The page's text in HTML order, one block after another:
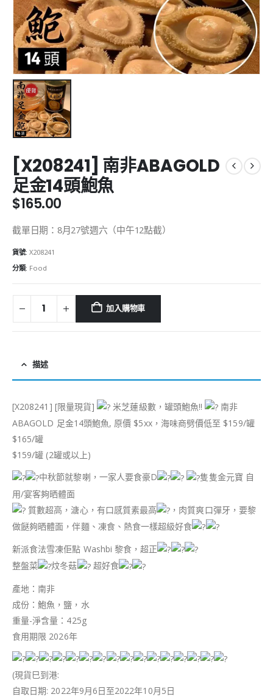
[X208241] 南非ABAGOLD
足金14頭鮑魚
$165.00
截單日期：8月27號週六（中午12點截）
貨號: X208241
分類: Food
加入購物車
描述
[X208241] [限量現貨] 米芝蓮級數，罐頭鮑魚!!
南非
ABAGOLD 足金14頭鮑魚, 原價 $5xx，海味商劈價低至 $159/罐
$165/罐
$159/罐 (2罐或以上)
中秋節就黎喇，一家人要食豪D
隻隻金元寶 自
用/宴客夠晒體面
質數超高，溏心，有口感質素最高
，肉質爽口彈牙，要黎
做餸夠晒體面，伴麵、凍食、熱食一樣超級好食
新派食法雪凍佢點 Washbi 黎食，超正
整盤菜
炆冬菇
超好食
產地：南非
成份：鮑魚，鹽，水
重量-淨含量：425g
食用期限 2026年
(現貨巳到港:
自取日期: 2022年9月6日至2022年10月5日